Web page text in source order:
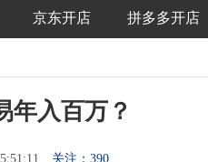
京东开店 拼多多开店
年入百万？
关注：390